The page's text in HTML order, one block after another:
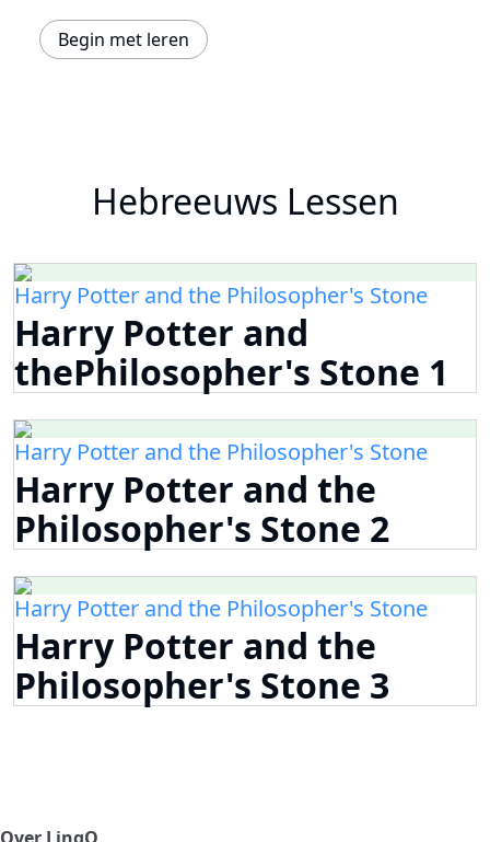
Begin met leren
Hebreeuws Lessen
Harry Potter and the Philosopher's Stone
Harry Potter and
thePhilosopher's Stone 1
Harry Potter and the Philosopher's Stone
Harry Potter and the
Philosopher's Stone 2
Harry Potter and the Philosopher's Stone
Harry Potter and the
Philosopher's Stone 3